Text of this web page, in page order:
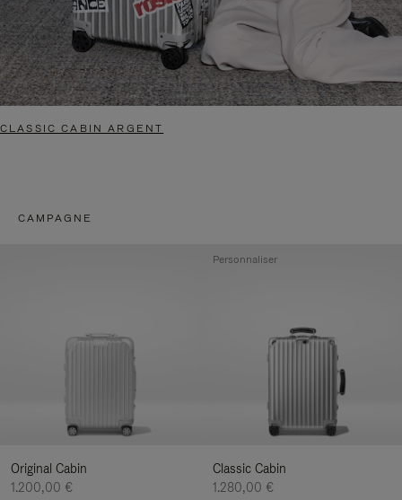
CLASSIC CABIN ARGENT
CAMPAGNE
Original Cabin
1.200,00 €
Classic Cabin
1.280,00 €
Personnaliser